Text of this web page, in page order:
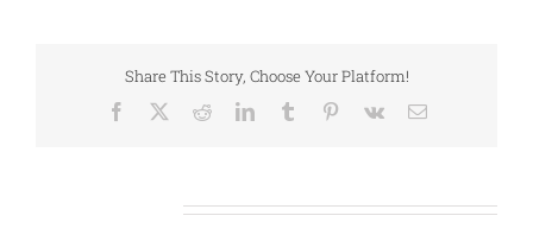
Share This Story, Choose Your Platform!
Facebook RedditLinkedInTumblr Pinterest
Vk Email